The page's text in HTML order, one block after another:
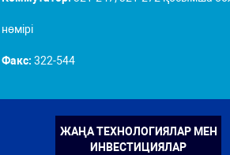
нөмірі
Факс: 322-544
ЖАҢА ТЕХНОЛОГИЯЛАР МЕН
ИНВЕСТИЦИЯЛАР